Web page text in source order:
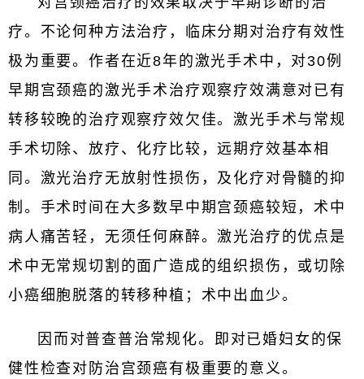
疗。不论何种方法治疗，临床分期对治疗有效性
极为重要。作者在近8年的激光手术中，对30例
早期宫颈癌的激光手术治疗观察疗效满意对已有
转移较晚的治疗观察疗效欠佳。激光手术与常规
手术切除、放疗、化疗比较，远期疗效基本相
同。激光治疗无放射性损伤，及化疗对骨髓的抑
制。手术时间在大多数早中期宫颈癌较短，术中
病人痛苦轻，无须任何麻醉。激光治疗的优点是
术中无常规切割的面广造成的组织损伤，或切除
小癌细胞脱落的转移种植；术中出血少。
因而对普查普治常规化。即对已婚妇女的保
健性检查对防治宫颈癌有极重要的意义。